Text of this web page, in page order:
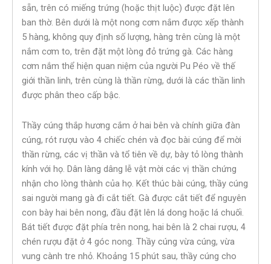
sẵn, trên có miếng trứng (hoặc thịt luộc) được đặt lên
ban thờ. Bên dưới là một nong cơm nắm được xếp thành
5 hàng, không quy định số lượng, hàng trên cùng là một
nắm cơm to, trên đặt một lòng đỏ trứng gà. Các hàng
cơm nắm thể hiện quan niệm của người Pu Péo về thế
giới thần linh, trên cùng là thần rừng, dưới là các thần linh
được phân theo cấp bậc.
Thầy cúng thắp hương cắm ở hai bên và chính giữa đàn
cúng, rót rượu vào 4 chiếc chén và đọc bài cúng để mời
thần rừng, các vị thần và tổ tiên về dự, bày tỏ lòng thành
kính với họ. Dân làng dâng lễ vật mời các vị thần chứng
nhận cho lòng thành của họ. Kết thúc bài cúng, thầy cúng
sai người mang gà đi cắt tiết. Gà được cắt tiết để nguyên
con bày hai bên nong, đầu đặt lên lá dong hoặc lá chuối.
Bát tiết được đặt phía trên nong, hai bên là 2 chai rượu, 4
chén rượu đặt ở 4 góc nong. Thầy cúng vừa cúng, vừa
vung cành tre nhỏ. Khoảng 15 phút sau, thầy cúng cho